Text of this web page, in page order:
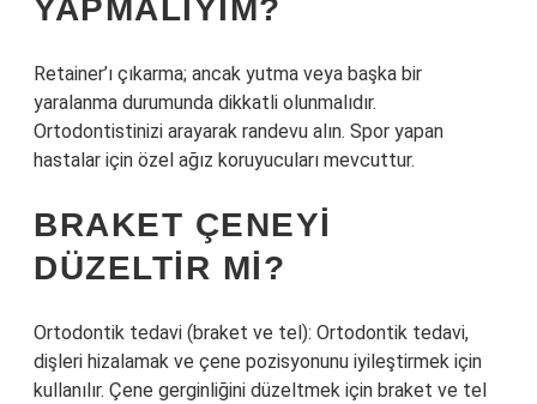
YAPMALIYIM?
Retainer’ı çıkarma; ancak yutma veya başka bir
yaralanma durumunda dikkatli olunmalıdır.
Ortodontistinizi arayarak randevu alın. Spor yapan
hastalar için özel ağız koruyucuları mevcuttur.
BRAKET ÇENEYI
DÜZELTIR MI?
Ortodontik tedavi (braket ve tel): Ortodontik tedavi,
dişleri hizalamak ve çene pozisyonunu iyileştirmek için
kullanılır. Çene gerginliğini düzeltmek için braket ve tel